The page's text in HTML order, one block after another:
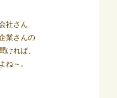
社さん
業さんの
ければ、
ね～。